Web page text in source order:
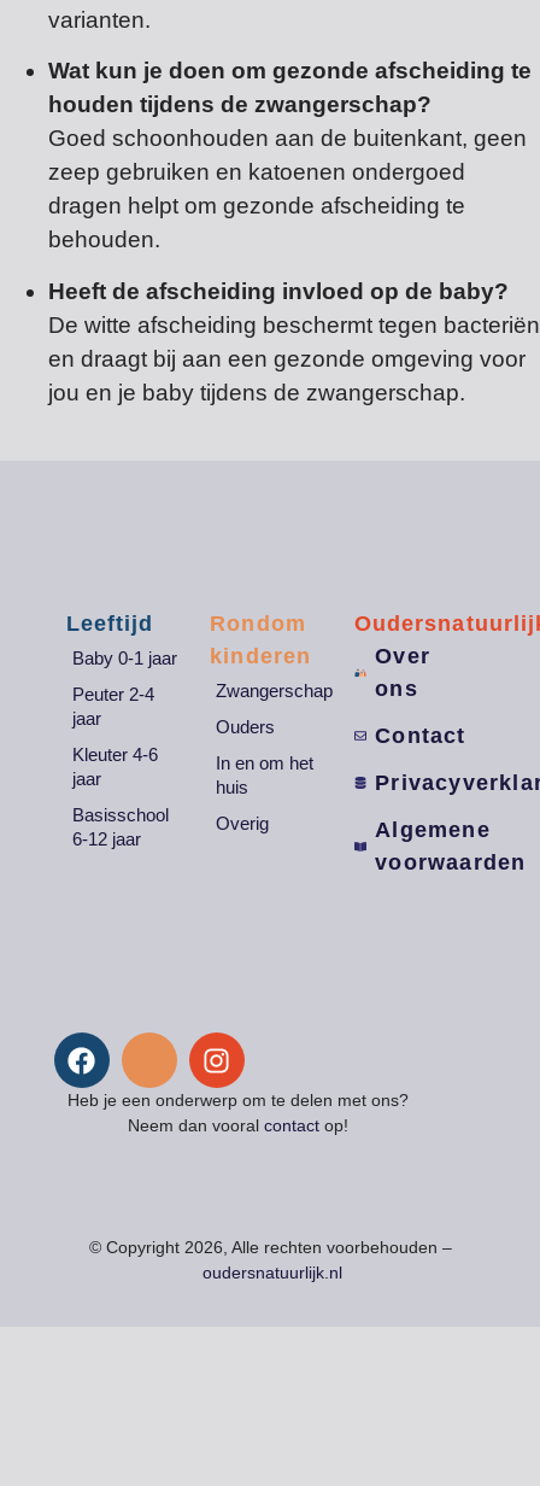
varianten.
Wat kun je doen om gezonde afscheiding te
houden tijdens de zwangerschap?
Goed schoonhouden aan de buitenkant, geen
zeep gebruiken en katoenen ondergoed
dragen helpt om gezonde afscheiding te
behouden.
Heeft de afscheiding invloed op de baby?
De witte afscheiding beschermt tegen bacteriën
en draagt bij aan een gezonde omgeving voor
jou en je baby tijdens de zwangerschap.
Heb je een onderwerp om te delen met ons?
Neem dan vooral contactop!
Leeftijd
Baby 0-1 jaar
Peuter 2-4
jaar
Kleuter 4-6
jaar
Basisschool
6-12 jaar
Rondom
kinderen
Zwangerschap
Ouders
In en om het
huis
Overig
Over
ons
Contact
Algemene
voorwaarden
© Copyright 2026, Alle rechten voorbehouden –
oudersnatuurlijk.nl